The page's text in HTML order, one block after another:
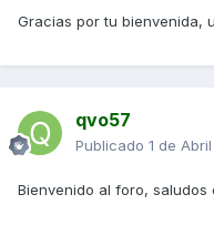
Gracias por tu bienvenida,
qvo57
Publicado 1 de
Bienvenido al foro, saludos